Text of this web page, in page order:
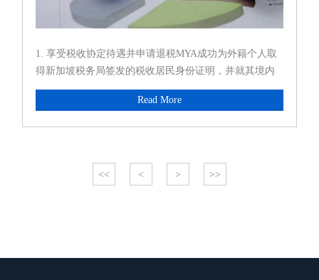
1. 享受税收协定待遇并申请退税MYA成功为外籍个人取
得新加坡税务局签发的税收居民身份证明，并就其境内
工资薪金收入全部申请享受税收协定待遇，完成退税近
百万人民币。2. 外籍个人社保协定申请MYA为某外籍
Read More
<< < > >>